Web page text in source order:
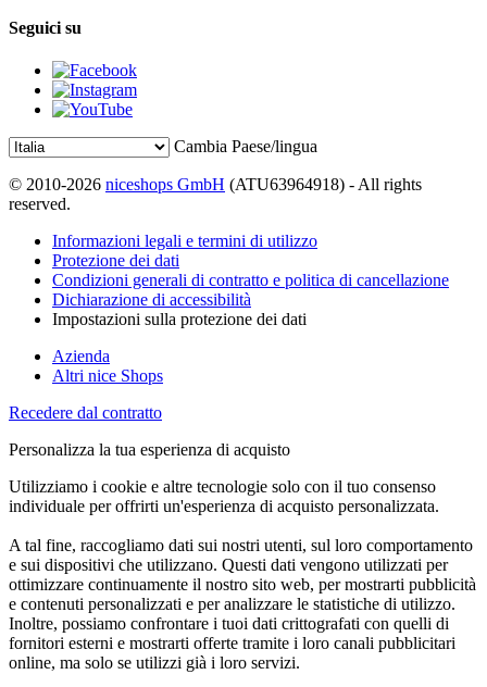
Seguici su
Cambia Paese/lingua
© 2010-2026 niceshops GmbH (ATU63964918) - All rights
reserved.
Informazioni legali e termini di utilizzo
Protezione dei dati
Condizioni generali di contratto e politica di cancellazione
Dichiarazione di accessibilità
Impostazioni sulla protezione dei dati
Azienda
Altri nice Shops
Recedere dal contratto
Personalizza la tua esperienza di acquisto
Utilizziamo i cookie e altre tecnologie solo con il tuo consenso
individuale per offrirti un'esperienza di acquisto personalizzata.
A tal fine, raccogliamo dati sui nostri utenti, sul loro comportamento
e sui dispositivi che utilizzano. Questi dati vengono utilizzati per
ottimizzare continuamente il nostro sito web, per mostrarti pubblicità
e contenuti personalizzati e per analizzare le statistiche di utilizzo.
Inoltre, possiamo confrontare i tuoi dati crittografati con quelli di
fornitori esterni e mostrarti offerte tramite i loro canali pubblicitari
online, ma solo se utilizzi già i loro servizi.